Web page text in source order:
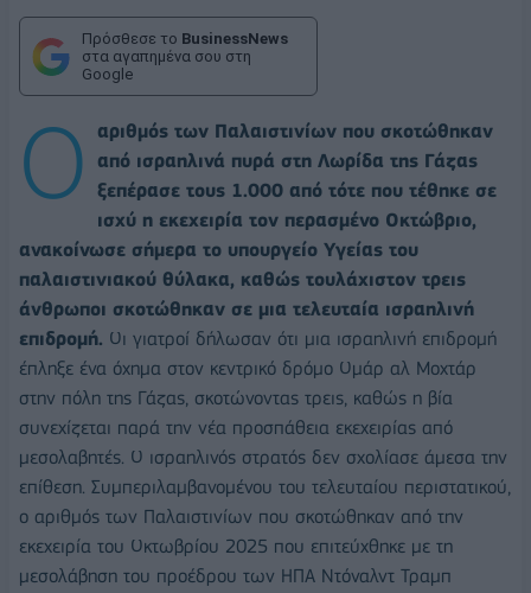
Πρόσθεσε το BusinessNews
στα αγαπημένα σου στη
Google
Ο
αριθμός των Παλαιστινίων που σκοτώθηκαν
από ισραηλινά πυρά στη Λωρίδα της Γάζας
ξεπέρασε τους 1.000 από τότε που τέθηκε σε
ισχύ η εκεχειρία τον περασμένο Οκτώβριο,
ανακοίνωσε σήμερα το υπουργείο Υγείας του
παλαιστινιακού θύλακα, καθώς τουλάχιστον τρεις
άνθρωποι σκοτώθηκαν σε μια τελευταία ισραηλινή
επιδρομή. Οι γιατροί δήλωσαν ότι μια ισραηλινή επιδρομή
έπληξε ένα όχημα στον κεντρικό δρόμο Ομάρ αλ Μοχτάρ
στην πόλη της Γάζας, σκοτώνοντας τρεις, καθώς η βία
συνεχίζεται παρά την νέα προσπάθεια εκεχειρίας από
μεσολαβητές. Ο ισραηλινός στρατός δεν σχολίασε άμεσα την
επίθεση. Συμπεριλαμβανομένου του τελευταίου περιστατικού,
ο αριθμός των Παλαιστινίων που σκοτώθηκαν από την
εκεχειρία του Οκτωβρίου 2025 που επιτεύχθηκε με τη
μεσολάβηση του προέδρου των ΗΠΑ Ντόναλντ Τραμπ